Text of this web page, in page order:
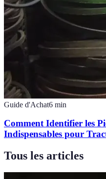
Guide d'Achat6 min
Comment Identifier les
Indispensables pour
Tous les articles